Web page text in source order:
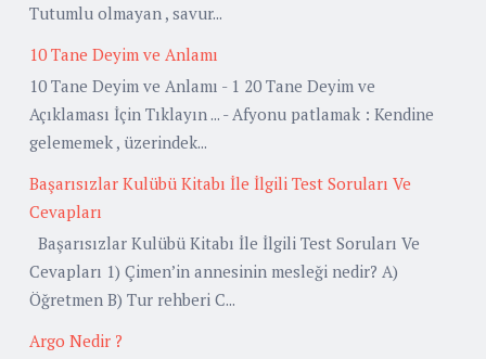
Tutumlu olmayan , savur...
10 Tane Deyim ve Anlamı
10 Tane Deyim ve Anlamı - 1 20 Tane Deyim ve
Açıklaması İçin Tıklayın ... - Afyonu patlamak : Kendine
gelememek , üzerindek...
Başarısızlar Kulübü Kitabı İle İlgili Test Soruları Ve
Cevapları
Başarısızlar Kulübü Kitabı İle İlgili Test Soruları Ve
Cevapları 1) Çimen’in annesinin mesleği nedir? A)
Öğretmen B) Tur rehberi C...
Argo Nedir ?